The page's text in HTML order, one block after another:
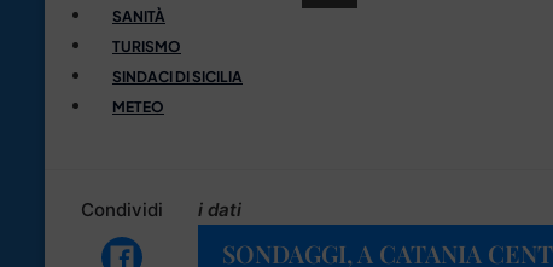
SANITÀ
TURISMO
SINDACI DI SICILIA
METEO
Condividi i dati
SONDAGGI, A CATANIA